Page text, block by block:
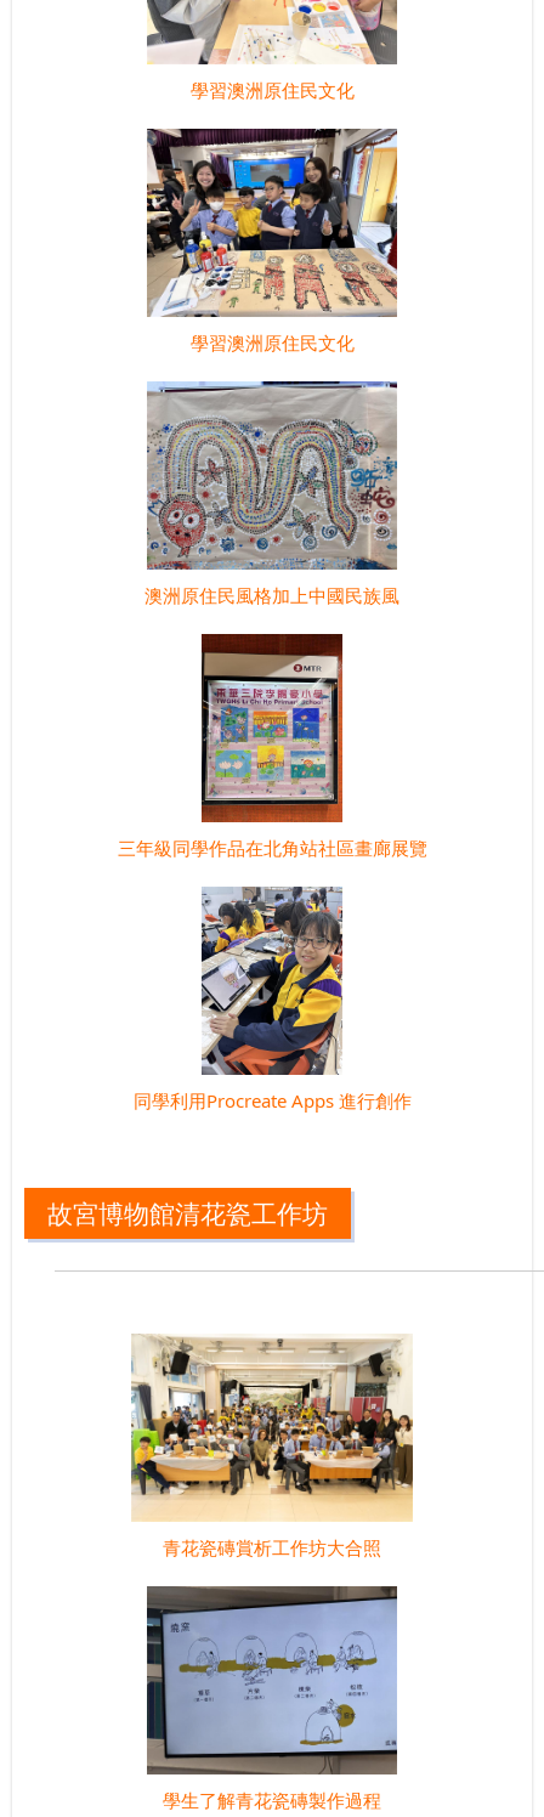
學習澳洲原住民文化
學習澳洲原住民文化
澳洲原住民風格加上中國民族風
三年級同學作品在北角站社區畫廊展覽
同學利用Procreate Apps 進行創作
故宮博物館清花瓷工作坊
青花瓷磚賞析工作坊大合照
學生了解青花瓷磚製作過程